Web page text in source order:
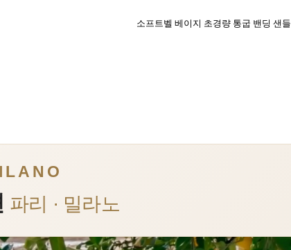
소프트벨 베이지 초경량 통굽 밴딩 샌들
파리 · 밀라노